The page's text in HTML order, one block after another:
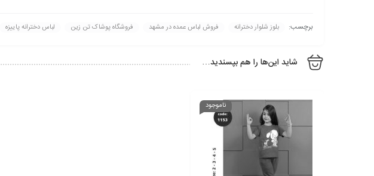
برچسب: بلوز شلوار دخترانه فروش لباس عمده در مشهد فروشگاه پوشاک تن زین لباس دخترانه پاییزه
شاید این‌ها را هم بپسندید…
ناموجود